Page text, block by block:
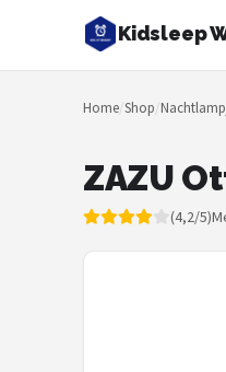
Kidsleep
Zoeken
NAVIGATIE
Merken
Home/Shop/
ZAZU
(4,2/5)